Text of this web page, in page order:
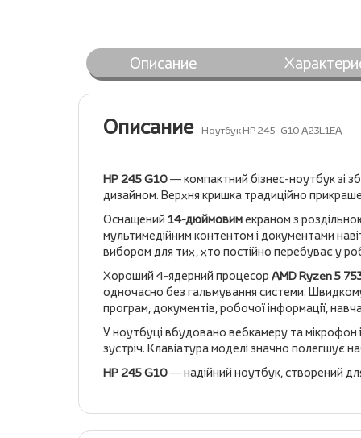
Описание
Описание Ноутбук HP 245-G10 A23L1EA
HP 245 G10— компактний бізнес-ноутбук зі
дизайном. Верхня кришка традиційно
Оснащений 14-дюймовимекраном з
мультимедійним контентом і документами
вибором для тих, хто постійно перебуває у
Хороший 4-ядерний процесор AMD Ryzen 5
одночасно без гальмування системи.
програм, документів, робочої інформації,
У ноутбуці вбудовано вебкамеру та мікрофон
зустріч. Клавіатура моделі значно полегшує
HP 245 G10— надійний ноутбук, створений